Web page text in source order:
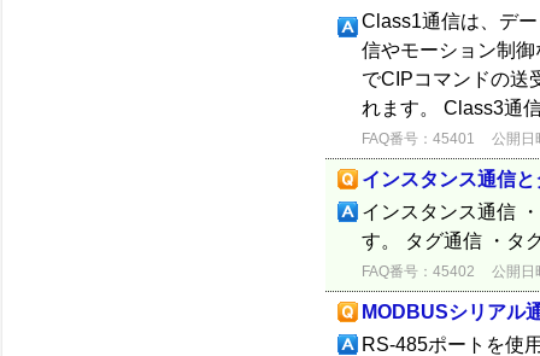
Class1通信は、デ
信やモーション制
でCIPコマンドの送
れます。 Class3通
FAQ番号：45401 公開日
インスタンス通信
インスタンス通信
す。 タグ通信 ・タ
FAQ番号：45402 公開日
MODBUSシリアル
RS‐485ポートを使